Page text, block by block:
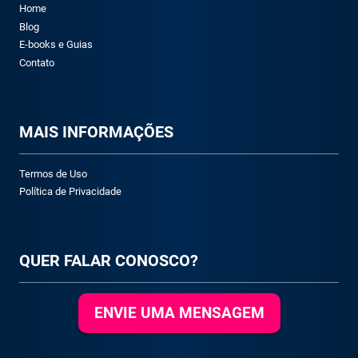
Home
Blog
E-books e Guias
Contato
MAIS INFORMAÇÕES
Termos de Uso
Política de Privacidade
QUER FALAR CONOSCO?
ENVIE UMA MENSAGEM